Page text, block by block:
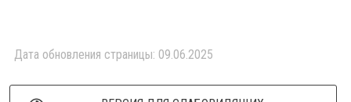
Дата обновления страницы: 09.06.2025